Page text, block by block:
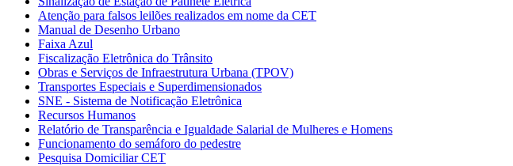
Atenção para falsos leilões realizados em nome da CET
Manual de Desenho Urbano
Faixa Azul
Fiscalização Eletrônica do Trânsito
Obras e Serviços de Infraestrutura Urbana (TPOV)
Transportes Especiais e Superdimensionados
SNE - Sistema de Notificação Eletrônica
Recursos Humanos
Relatório de Transparência e Igualdade Salarial de Mulheres e Homens
Funcionamento do semáforo do pedestre
Pesquisa Domiciliar CET